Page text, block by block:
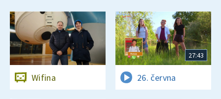
Wifina
27:43
26. června